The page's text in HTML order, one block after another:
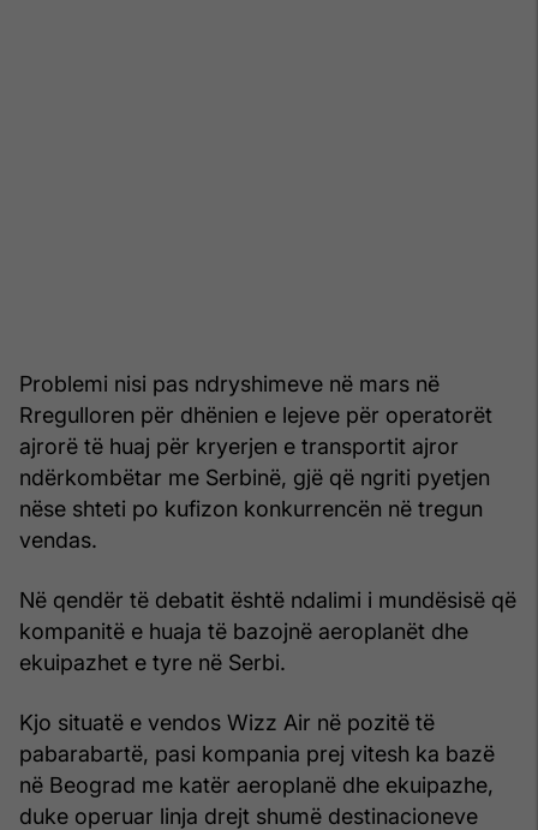
Problemi nisi pas ndryshimeve në mars në
Rregulloren për dhënien e lejeve për operatorët
ajrorë të huaj për kryerjen e transportit ajror
ndërkombëtar me Serbinë, gjë që ngriti pyetjen
nëse shteti po kufizon konkurrencën në tregun
vendas.
Në qendër të debatit është ndalimi i mundësisë që
kompanitë e huaja të bazojnë aeroplanët dhe
ekuipazhet e tyre në Serbi.
Kjo situatë e vendos Wizz Air në pozitë të
pabarabartë, pasi kompania prej vitesh ka bazë
në Beograd me katër aeroplanë dhe ekuipazhe,
duke operuar linja drejt shumë destinacioneve